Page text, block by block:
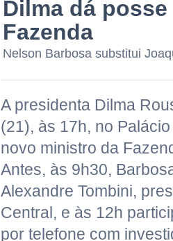
Dilma dá
Fazenda
Nelson Barbosa substitui
A presidenta Dilma
(21), às 17h, no
novo ministro da
Antes, às 9h30,
Alexandre Tombini,
Central, e às 12h
por telefone com